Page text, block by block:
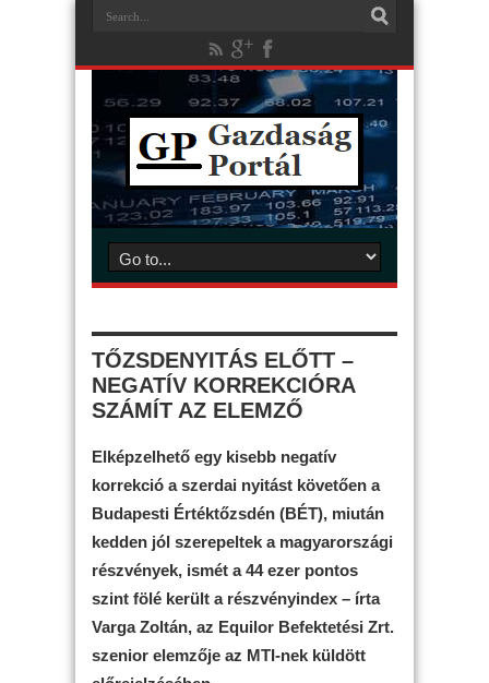
TŐZSDENYITÁS ELŐTT –
NEGATÍV KORREKCIÓRA
SZÁMÍT AZ ELEMZŐ
Elképzelhető egy kisebb negatív
korrekció a szerdai nyitást követően a
Budapesti Értéktőzsdén (BÉT), miután
kedden jól szerepeltek a magyarországi
részvények, ismét a 44 ezer pontos
szint fölé került a részvényindex – írta
Varga Zoltán, az Equilor Befektetési Zrt.
szenior elemzője az MTI-nek küldött